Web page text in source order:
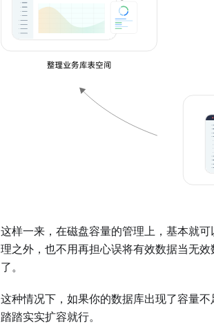
这样一来，在磁盘容量的管理上，基本就
理之外，也不用再担心误将有效数据当无
了。
这种情况下，如果你的数据库出现了容量
踏踏实实扩容就行。